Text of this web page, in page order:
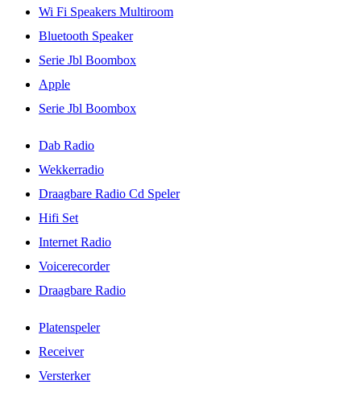
Wi Fi Speakers Multiroom
Bluetooth Speaker
Serie Jbl Boombox
Apple
Serie Jbl Boombox
Dab Radio
Wekkerradio
Draagbare Radio Cd Speler
Hifi Set
Internet Radio
Voicerecorder
Draagbare Radio
Platenspeler
Receiver
Versterker